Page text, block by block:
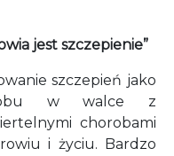
jest szczepienie”
szczepień jako
w walce z
chorobami
i życiu. Bardzo